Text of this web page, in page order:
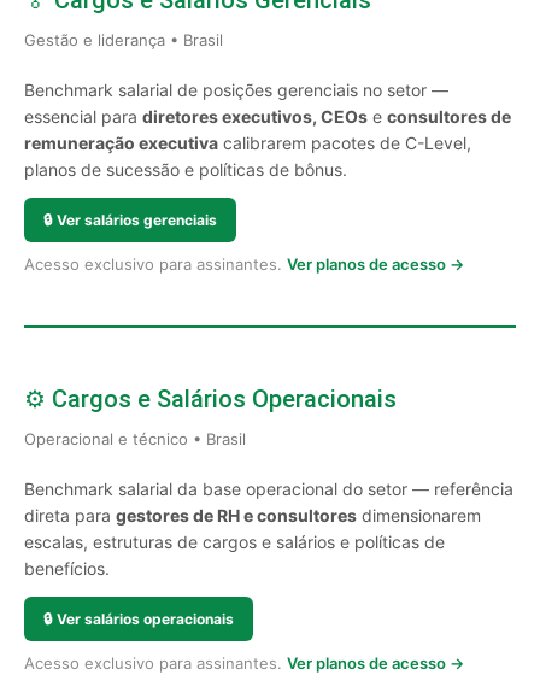
Gestão e liderança • Brasil
Benchmark salarial de posições gerenciais no setor —
essencial para diretores executivos, CEOs e consultores de
remuneração executiva calibrarem pacotes de C-Level,
planos de sucessão e políticas de bônus.
🔒 Ver salários gerenciais
Acesso exclusivo para assinantes. Ver planos de acesso →
⚙️ Cargos e Salários Operacionais
Operacional e técnico • Brasil
Benchmark salarial da base operacional do setor — referência
direta para gestores de RH e consultores dimensionarem
escalas, estruturas de cargos e salários e políticas de
benefícios.
🔒 Ver salários operacionais
Acesso exclusivo para assinantes. Ver planos de acesso →